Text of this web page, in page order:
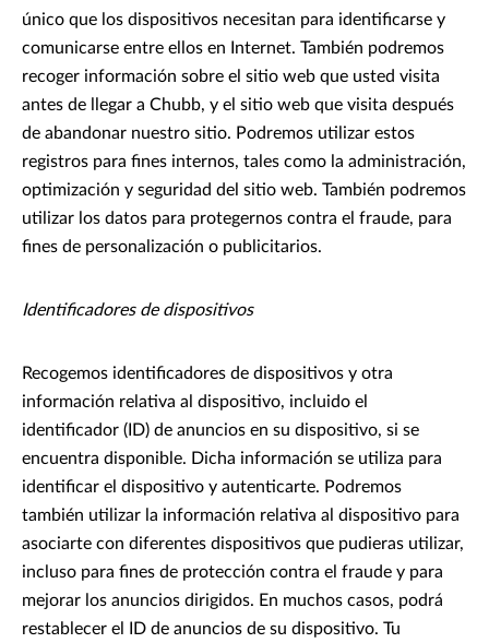
único que los dispositivos necesitan para identificarse y
comunicarse entre ellos en Internet. También podremos
recoger información sobre el sitio web que usted visita
antes de llegar a Chubb, y el sitio web que visita después
de abandonar nuestro sitio. Podremos utilizar estos
registros para fines internos, tales como la administración,
optimización y seguridad del sitio web. También podremos
utilizar los datos para protegernos contra el fraude, para
fines de personalización o publicitarios.
Identificadores de dispositivos
Recogemos identificadores de dispositivos y otra
información relativa al dispositivo, incluido el
identificador (ID) de anuncios en su dispositivo, si se
encuentra disponible. Dicha información se utiliza para
identificar el dispositivo y autenticarte. Podremos
también utilizar la información relativa al dispositivo para
asociarte con diferentes dispositivos que pudieras utilizar,
incluso para fines de protección contra el fraude y para
mejorar los anuncios dirigidos. En muchos casos, podrá
restablecer el ID de anuncios de su dispositivo. Tu